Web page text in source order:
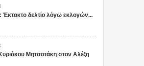
Έκτακτο δελτίο λόγω εκλογών...
Μητσοτάκη στον Αλέξη